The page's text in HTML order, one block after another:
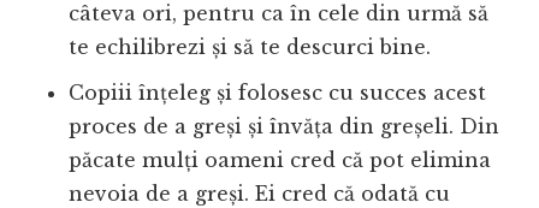
câteva ori, pentru ca în cele din urmă să
te echilibrezi și să te descurci bine.
Copiii înțeleg și folosesc cu succes acest
proces de a greși și învăța din greșeli. Din
păcate mulți oameni cred că pot elimina
nevoia de a greși. Ei cred că odată cu